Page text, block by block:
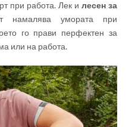
при работа. Лек и лесен за
намалява умората при
го прави перфектен за
или на работа.